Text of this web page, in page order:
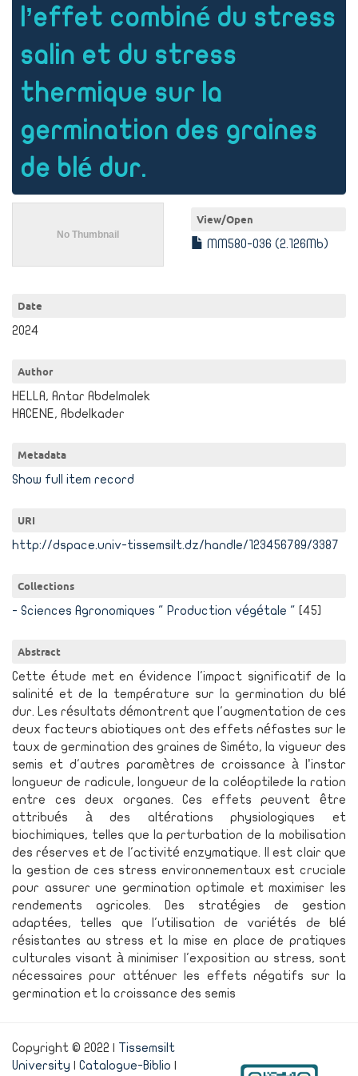
l’effet combiné du stress
salin et du stress
thermique sur la
germination des graines
de blé dur.
View/Open
MM580-036 (2.126Mb)
Date
2024
Author
HELLA, Antar Abdelmalek
HACENE, Abdelkader
Metadata
Show full item record
URI
http://dspace.univ-tissemsilt.dz/handle/123456789/3387
Collections
- Sciences Agronomiques " Production végétale " [45]
Abstract
Cette étude met en évidence l'impact significatif de la
salinité et de la température sur la germination du blé
dur. Les résultats démontrent que l'augmentation de ces
deux facteurs abiotiques ont des effets néfastes sur le
taux de germination des graines de Siméto, la vigueur des
semis et d'autres paramètres de croissance à l’instar
longueur de radicule, longueur de la coléoptilede la ration
entre ces deux organes. Ces effets peuvent être
attribués à des altérations physiologiques et
biochimiques, telles que la perturbation de la mobilisation
des réserves et de l'activité enzymatique. Il est clair que
la gestion de ces stress environnementaux est cruciale
pour assurer une germination optimale et maximiser les
rendements agricoles. Des stratégies de gestion
adaptées, telles que l'utilisation de variétés de blé
résistantes au stress et la mise en place de pratiques
culturales visant à minimiser l'exposition au stress, sont
nécessaires pour atténuer les effets négatifs sur la
germination et la croissance des semis
Copyright © 2022 | Tissemsilt
University
Catalogue-Biblio